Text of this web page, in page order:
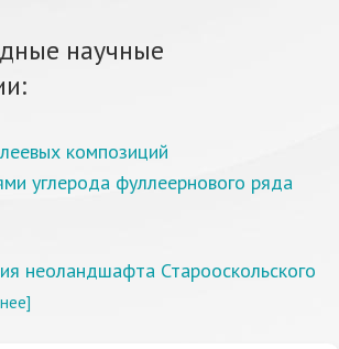
научные
композиций
углерода фуллеернового ряда
неоландшафта Старооскольского